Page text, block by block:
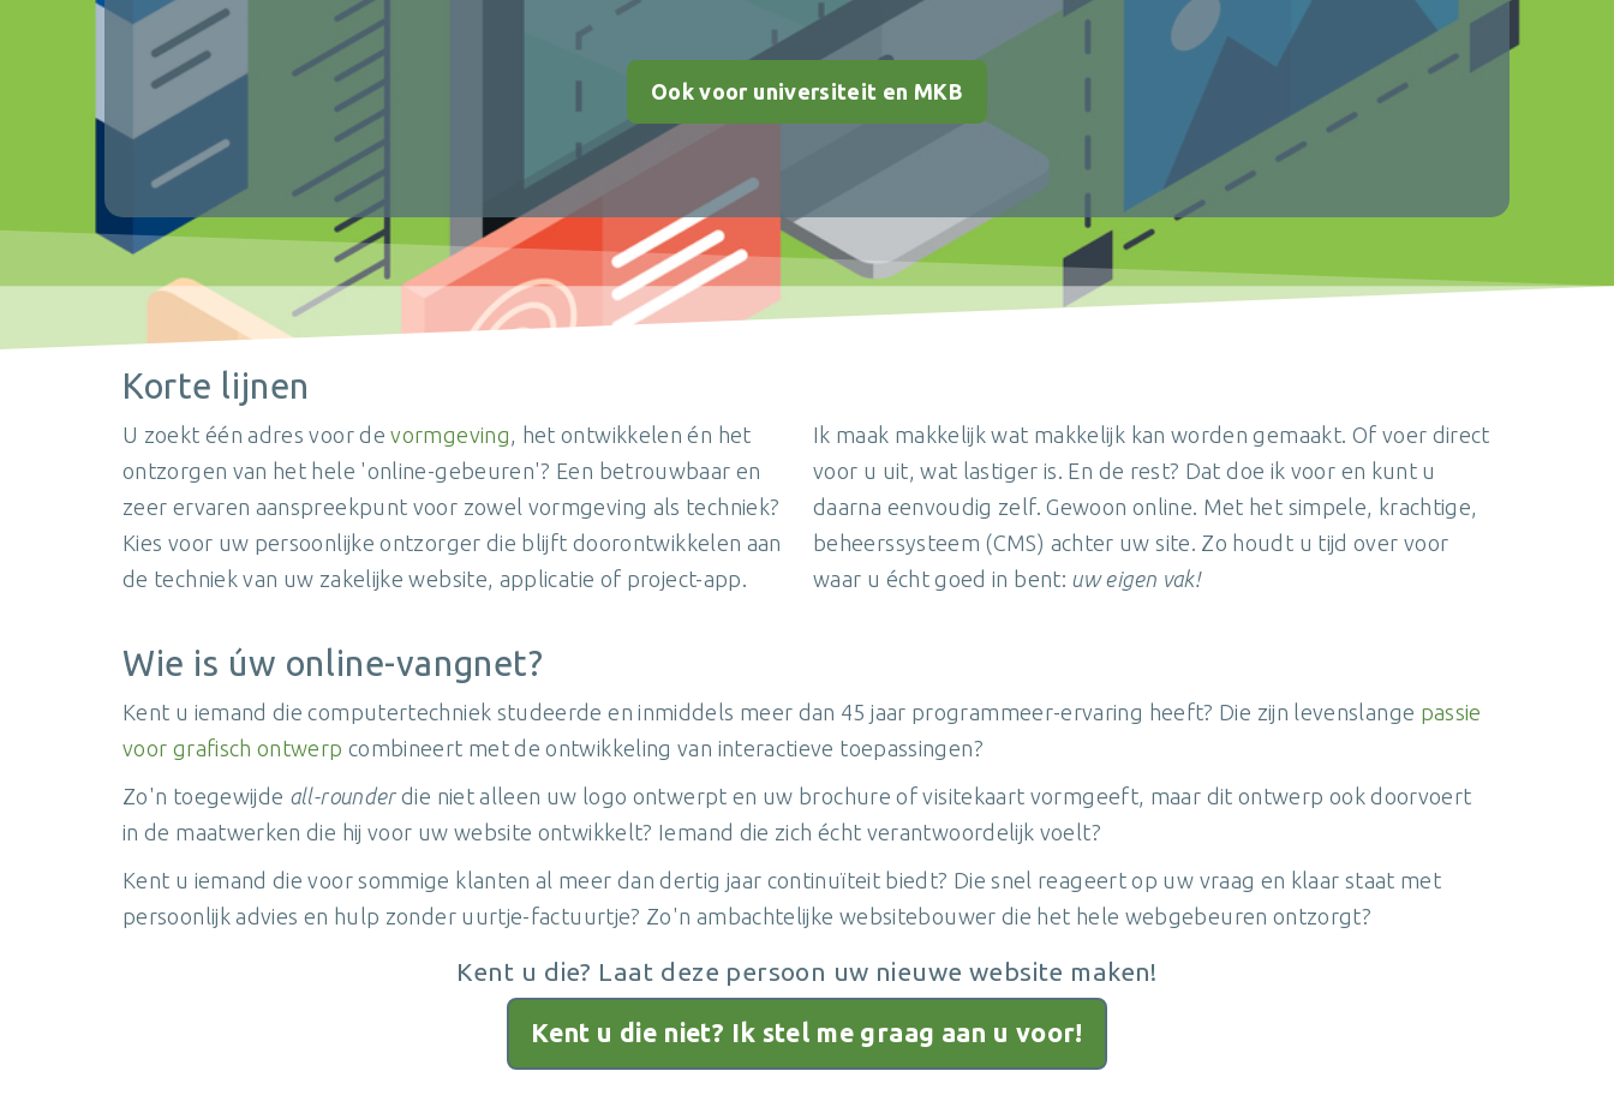
Ook voor universiteit en MKB
Korte lijnen
U zoekt één adres voor devormgeving, het ontwikkelen én het
ontzorgen van het hele 'online-gebeuren'? Een betrouwbaar en
zeer ervaren aanspreekpunt voor zowel vormgeving als techniek?
Kies voor uw persoonlijke ontzorger die blijft doorontwikkelen aan
de techniek van uw zakelijke website, applicatie of project-app.
Ik maak makkelijk wat makkelijk kan worden gemaakt. Of voer direct
voor u uit, wat lastiger is. En de rest? Dat doe ik voor en kunt u
daarna eenvoudig zelf. Gewoon online. Met het simpele, krachtige,
beheerssysteem (CMS) achter uw site. Zo houdt u tijd over voor
waar u écht goed in bent: uw eigen vak!
Wie is úw online-vangnet?
Kent u iemand die computertechniek studeerde en inmiddels meer dan 45 jaar programmeer-ervaring heeft? Die zijn levenslange passie
voor grafisch ontwerp combineert met de ontwikkeling van interactieve toepassingen?
Zo'n toegewijde all-rounderdie niet alleen uw logo ontwerpt en uw brochure of visitekaart vormgeeft, maar dit ontwerp ook doorvoert
in de maatwerken die hij voor uw website ontwikkelt? Iemand die zich écht verantwoordelijk voelt?
Kent u iemand die voor sommige klanten al meer dan dertig jaar continuïteit biedt? Die snel reageert op uw vraag en klaar staat met
persoonlijk advies en hulp zonder uurtje-factuurtje? Zo'n ambachtelijke websitebouwer die het hele webgebeuren ontzorgt?
Kent u die? Laat deze persoon uw nieuwe website maken!
Kent u die niet? Ik stel me graag aan u voor!